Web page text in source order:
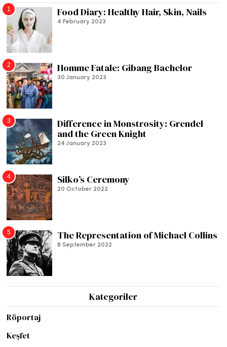
1 Food Diary: Healthy Hair, Skin, Nails
4 February 2023
2 Homme Fatale: Gibang Bachelor
30 January 2023
3
Difference in Monstrosity: Grendel
and the Green Knight
24 January 2023
4 Silko’s Ceremony
20 October 2022
5 The Representation of Michael Collins
8 September 2022
Kategoriler
Röportaj
Keşfet